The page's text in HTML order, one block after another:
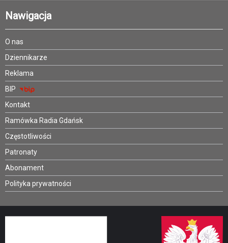
Nawigacja
O nas
Dziennikarze
Reklama
BIP
Kontakt
Ramówka Radia Gdańsk
Częstotliwości
Patronaty
Abonament
Polityka prywatności